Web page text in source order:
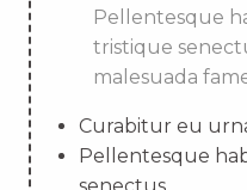
Pellentesque
tristique
malesuada
Curabitur eu
Pellentesque